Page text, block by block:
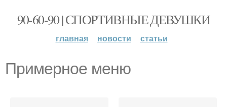
90-60-90 | СПОРТИВНЫЕ ДЕВУШКИ
главная новости статьи
Примерное меню